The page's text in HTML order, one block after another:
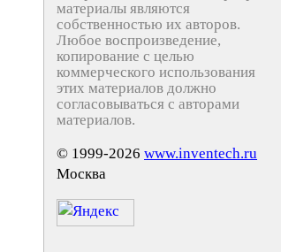
материалы являются
собственностью их авторов.
Любое воспроизведение,
копирование с целью
коммерческого использования
этих материалов должно
согласовываться с авторами
материалов.
© 1999-2026 www.inventech.ru
Москва